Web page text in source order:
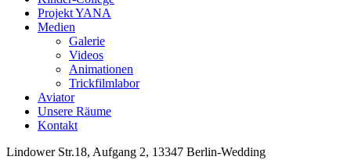
Projekt YANA
Medien
Galerie
Videos
Animationen
Trickfilmlabor
Aviator
Unsere Räume
Kontakt
Lindower Str.18, Aufgang 2, 13347 Berlin-Wedding